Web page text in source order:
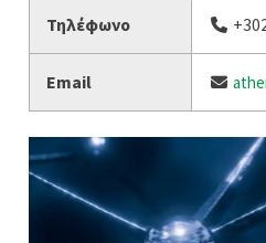
Τηλέφωνο
Email